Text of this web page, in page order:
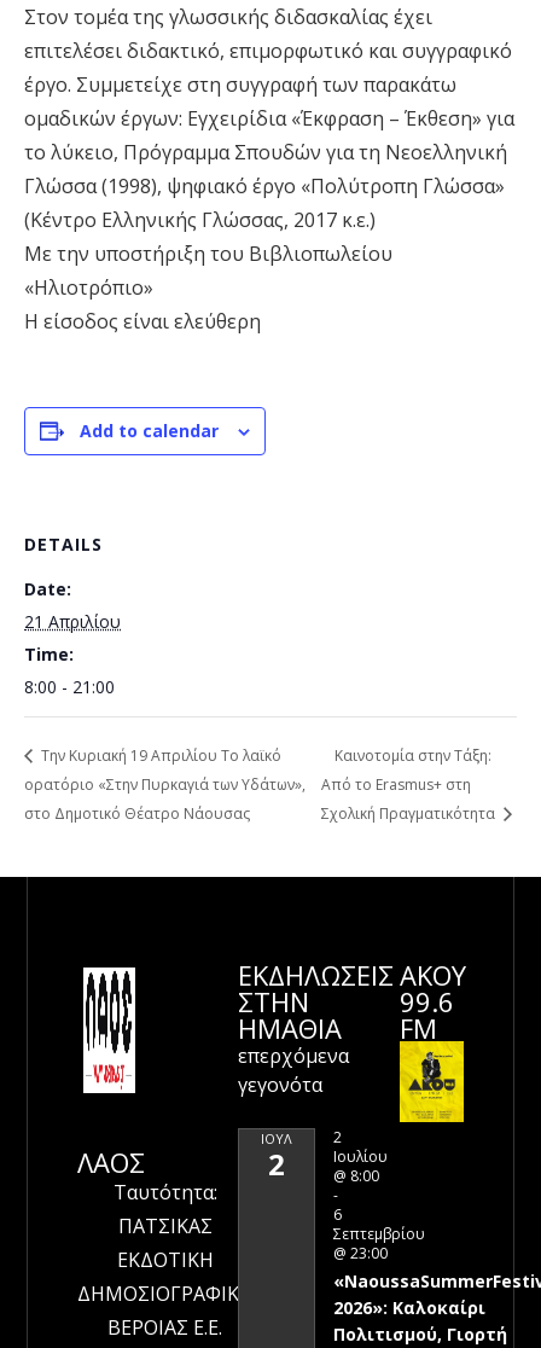
Στον τομέα της γλωσσικής διδασκαλίας έχει
επιτελέσει διδακτικό, επιμορφωτικό και συγγραφικό
έργο. Συμμετείχε στη συγγραφή των παρακάτω
ομαδικών έργων: Εγχειρίδια «Έκφραση – Έκθεση» για
το λύκειο, Πρόγραμμα Σπουδών για τη Νεοελληνική
Γλώσσα (1998), ψηφιακό έργο «Πολύτροπη Γλώσσα»
(Κέντρο Ελληνικής Γλώσσας, 2017 κ.ε.)
Με την υποστήριξη του Βιβλιοπωλείου
«Ηλιοτρόπιο»
Η είσοδος είναι ελεύθερη
Add to calendar
DETAILS
Date:
21 Απριλίου
Time:
8:00 - 21:00
Την Κυριακή 19 Απριλίου Το λαϊκό
ορατόριο «Στην Πυρκαγιά των Υδάτων»,
στο Δημοτικό Θέατρο Νάουσας
Καινοτομία στην Τάξη:
Από το Erasmus+ στη
Σχολική Πραγματικότητα
ΛΑΟΣ
Ταυτότητα:
ΠΑΤΣΙΚΑΣ
ΕΚΔΟΤΙΚΗ
ΔΗΜΟΣΙΟΓΡΑΦΙΚΗ
ΒΕΡΟΙΑΣ Ε.Ε.
ΕΚΔΗΛΩΣΕΙΣ
ΣΤΗΝ
ΗΜΑΘΊΑ
επερχόμενα
γεγονότα
ΙΟΎΛ
2
2
Ιουλίου
@ 8:00
-
6
Σεπτεμβρίου
@ 23:00
2026»: Καλοκαίρι
Πολιτισμού, Γιορτή
ΑΚΟΥ
99.6
FM